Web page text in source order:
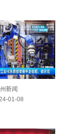
新闻
01-08